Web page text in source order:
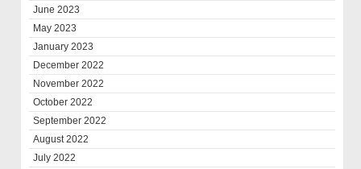
June 2023
May 2023
January 2023
December 2022
November 2022
October 2022
September 2022
August 2022
July 2022